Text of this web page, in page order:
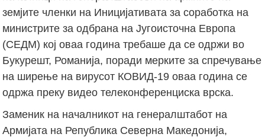
земјите членки на Иницијативата за соработка на
министрите за одбрана на Југоисточна Европа
(СЕДМ) кој оваа година требаше да се одржи во
Букурешт, Романија, поради мерките за спречување
на ширење на вирусот КОВИД-19 оваа година се
одржа преку видео телеконференциска врска.
Заменик на началникот на генералштабот на
Армијата на Република Северна Македонија,